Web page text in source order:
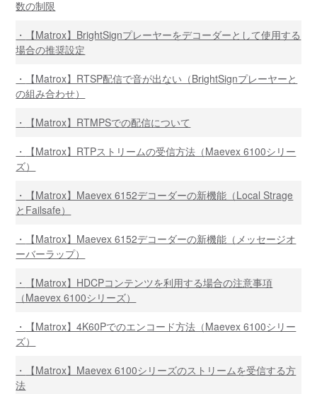
数の制限
【Matrox】BrightSignプレーヤーをデコーダーとして使用する
場合の推奨設定
【Matrox】RTSP配信で音が出ない（BrightSignプレーヤーと
の組み合わせ）
【Matrox】RTMPSでの配信について
【Matrox】RTPストリームの受信方法（Maevex 6100シリー
ズ）
【Matrox】Maevex 6152デコーダーの新機能（Local Strage
とFailsafe）
【Matrox】Maevex 6152デコーダーの新機能（メッセージオ
ーバーラップ）
【Matrox】HDCPコンテンツを利用する場合の注意事項
（Maevex 6100シリーズ）
【Matrox】4K60Pでのエンコード方法（Maevex 6100シリー
ズ）
【Matrox】Maevex 6100シリーズのストリームを受信する方
法